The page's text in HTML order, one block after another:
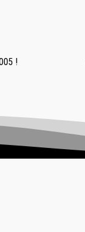
!